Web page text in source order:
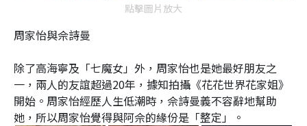
點擊圖片放大
周家怡與佘詩曼
除了高海寧及「七魔女」外，周家怡也是她最好朋友之
一，兩人的友誼超過20年，據知拍攝《花花世界花家姐》
開始。周家怡經歷人生低潮時，佘詩曼義不容辭地幫助
她，所以周家怡覺得與阿佘的緣份是「整定」。